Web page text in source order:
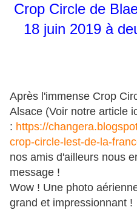
Crop Circle de
18 juin 2019 à
Après l'immense Crop
Alsace (Voir notre article
: https://
crop-circle-lest-de-la-
nos amis d'ailleurs nous
message !
Wow ! Une photo
grand et impressionnant !